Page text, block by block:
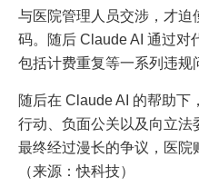
与医院管理人员交涉，才迫
码。随后 Claude AI 通过对
包括计费重复等一系列违规
随后在 Claude AI 的帮助下
行动、负面公关以及向立法
最终经过漫长的争议，医院
（来源：快科技）